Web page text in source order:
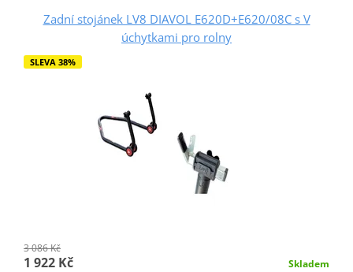
Zadní stojánek LV8 DIAVOL E620D+E620/08C s V
úchytkami pro rolny
SLEVA 38%
3 086 Kč
1 922 Kč Skladem